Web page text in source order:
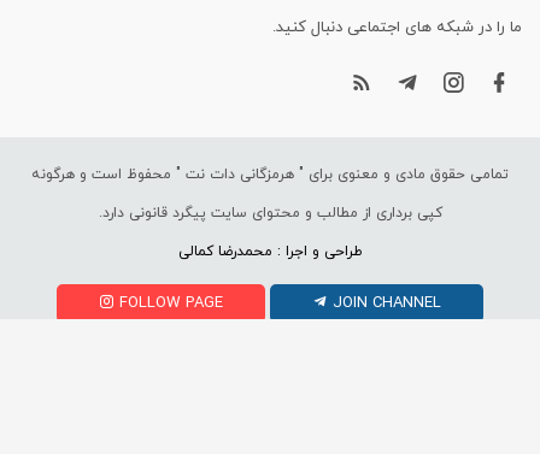
ما را در شبکه های اجتماعی دنبال کنید.
تمامی حقوق مادی و معنوی برای " هرمزگانی دات نت " محفوظ است و هرگونه
کپی برداری از مطالب و محتوای سایت پیگرد قانونی دارد.
طراحی و اجرا : محمدرضا کمالی
FOLLOW PAGE JOIN CHANNEL